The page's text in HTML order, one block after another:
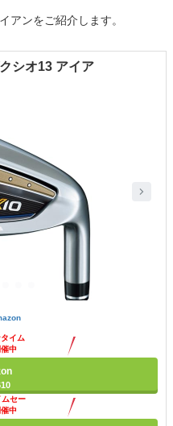
アンをご紹介します。
シオ13 アイア
イム
中
セー
中